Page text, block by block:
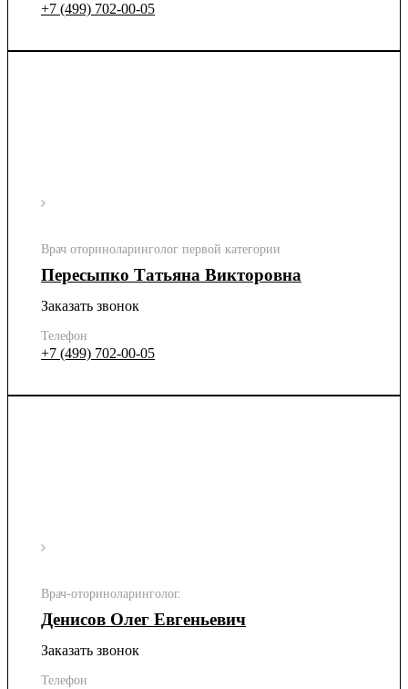
+7 (499) 702-00-05
Врач оториноларинголог первой категории
Пересыпко Татьяна Викторовна
Заказать звонок
Телефон
+7 (499) 702-00-05
Врач-оториноларинголог.
Денисов Олег Евгеньевич
Заказать звонок
Телефон